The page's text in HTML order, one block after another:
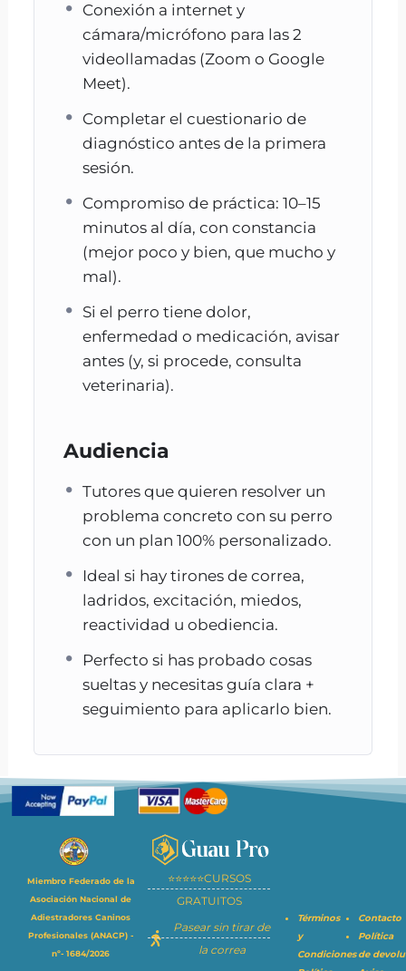
Errores típicos + cómo corregirlos
Qué hacer si aparece el problema
(plan B)
4) 15 días de seguimiento por
email
Aquí está la magia: lo ajustamos a medida
según avances.
Me escribes con dudas y resultados
Yo te respondo con correcciones
claras
en tu vida real
Límite sano (para cuidarte y cuidarme):
respuestas en 24–48h laborables.
Revisamos progresos
Te dejo el “plan de mantenimiento”
para que no se vuelva atrás
Cómo funciona (en 4
pasos)
Rellenas el diagnóstico (2–5 min)
Agendamos la primera
videollamada
empezamos el trabajo
15 días de seguimiento por email+
segunda sesión para afinar
Preguntas frecuentes
(FAQ)
¿Y si no sé grabar vídeos o me
da vergüenza?
Conexión a internet y
cámara/micrófono para las 2
videollamadas (Zoom o Google
Meet).
Completar el cuestionario de
diagnóstico antes de la primera
sesión.
Compromiso de práctica: 10–15
minutos al día, con constancia
(mejor poco y bien, que mucho y
mal).
Si el perro tiene dolor,
enfermedad o medicación, avisar
antes (y, si procede, consulta
veterinaria).
Audiencia
Tutores que quieren resolver un
problema concreto con su perro
con un plan 100% personalizado.
Ideal si hay tirones de correa,
ladridos, excitación, miedos,
reactividad u obediencia.
Perfecto si has probado cosas
sueltas y necesitas guía clara +
seguimiento para aplicarlo bien.
Miembro Federado de la
Asociación Nacional de
Adiestradores Caninos
Profesionales (ANACP) -
nº- 1684/2026
⭐⭐⭐⭐⭐CURSOS
GRATUITOS
Pasear sin tirar de
la correa
Términos
y
Condiciones
Contacto
Política
de